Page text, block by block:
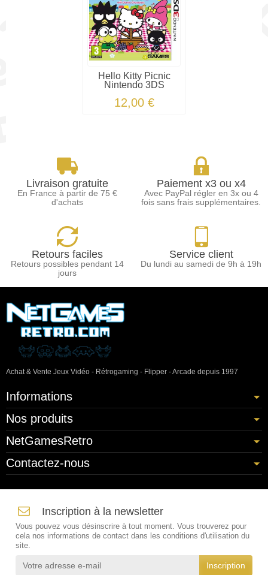
Hello Kitty Picnic
Nintendo 3DS
12,00 €
Livraison gratuite
En France à partir de 75 €
d'achats
Paiement x3 ou x4
Avec PayPal régler en 3x ou 4
fois sans frais supplémentaires.
Retours faciles
Retours possibles pendant 14
jours
Service client
Du lundi au samedi de 9h à 19h
Achat & Vente Jeux Vidéo - Rétrogaming - Flipper - Arcade depuis 1997
Informations
Nos produits
NetGamesRetro
Contactez-nous
Inscription à la newsletter
Vous pouvez vous désinscrire à tout moment. Vous trouverez pour
cela nos informations de contact dans les conditions d'utilisation du
site.